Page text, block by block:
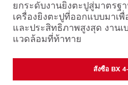
ยกระดับงานยิงตะปูสู่มาตรฐ
เครื่องยิงตะปูที่ออกแบบมาเ
และประสิทธิภาพสูงสุด งาน
แวดล้อมที่ท้าทาย
สั่งซื้อ BX